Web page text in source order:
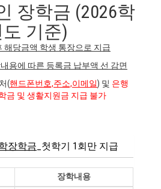
장학금 (2026학
도 기준)
해당금액 학생 통장으로 지급
용에 따른 등록금 납부액 선 감면
(핸드폰번호,주소,이메일) 및 은행
금 및 생활지원금 지급 불가
장학금 _첫학기 1회만 지급
장학내용